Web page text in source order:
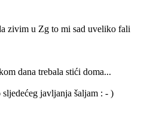
zivim u Zg to mi sad uveliko fali
dana trebala stići doma...
javljanja šaljam : - )